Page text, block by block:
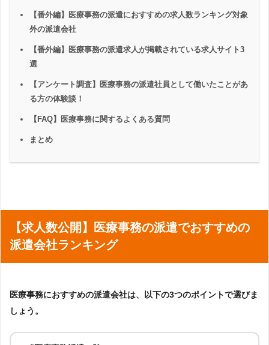
【番外編】医療事務の派遣におすすめの求人数ランキング対象
外の派遣会社
【番外編】医療事務の派遣求人が掲載されている求人サイト3
選
【アンケート調査】医療事務の派遣社員として働いたことがあ
る方の体験談！
【FAQ】医療事務に関するよくある質問
まとめ
【求人数公開】医療事務の派遣でおすすめの
派遣会社ランキング
医療事務におすすめの派遣会社は、以下の3つのポイントで選びま
しょう。